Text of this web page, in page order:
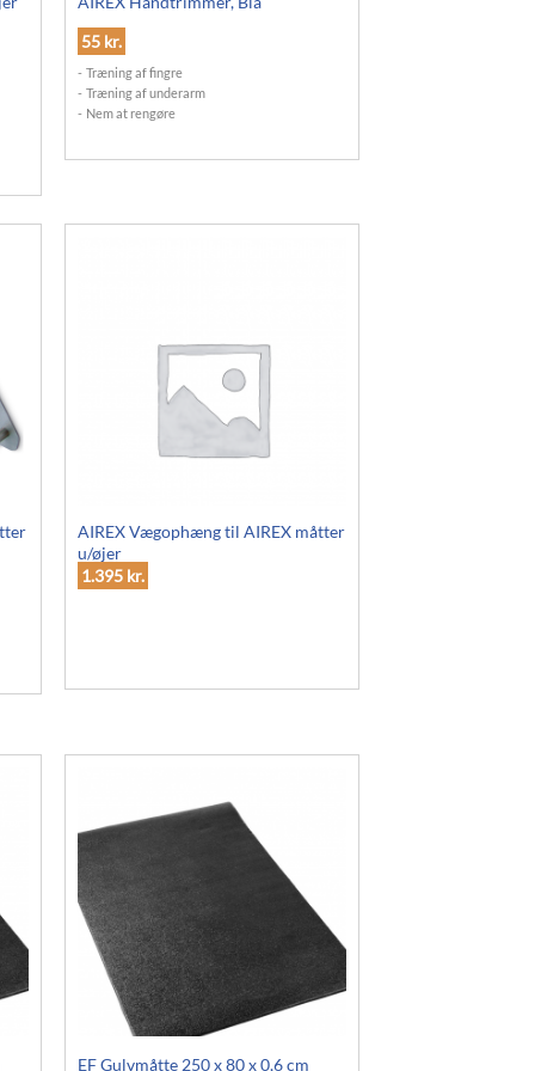
55 kr.
Træning af fingre
Træning af underarm
Nem at rengøre
AIREX Vægophæng til AIREX måtter
u/øjer
1.395 kr.
EF Gulvmåtte 250 x 80 x 0,6 cm